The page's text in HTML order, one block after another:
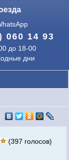
060 14 93
до 18-00
дни
(397 голосов)